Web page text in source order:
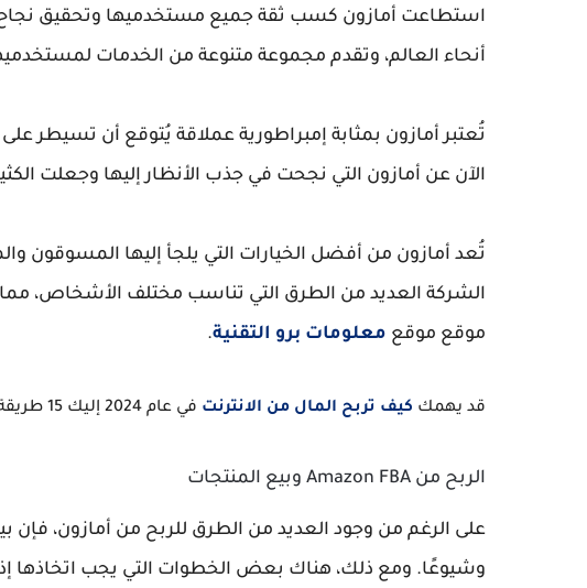
أنحاء العالم، وتقدم مجموعة متنوعة من الخدمات
تُعتبر أمازون بمثابة إمبراطورية عملاقة يُتوقع أن تسيطر
الآن عن أمازون التي نجحت في جذب الأنظار إليها وجعلت
تُعد أمازون من أفضل الخيارات التي يلجأ إليها المسوقون
الشركة العديد من الطرق التي تناسب مختلف الأشخاص، مما
موقع موقع معلومات برو التقنية.
قد يهمك كيف تربح المال من الانترنت في عام 2024 إليك 15 طريقة مجربة ومضمونة
الربح من Amazon FBA وبيع المنتجات
وشيوعًا. ومع ذلك، هناك بعض الخطوات التي يجب اتخاذها